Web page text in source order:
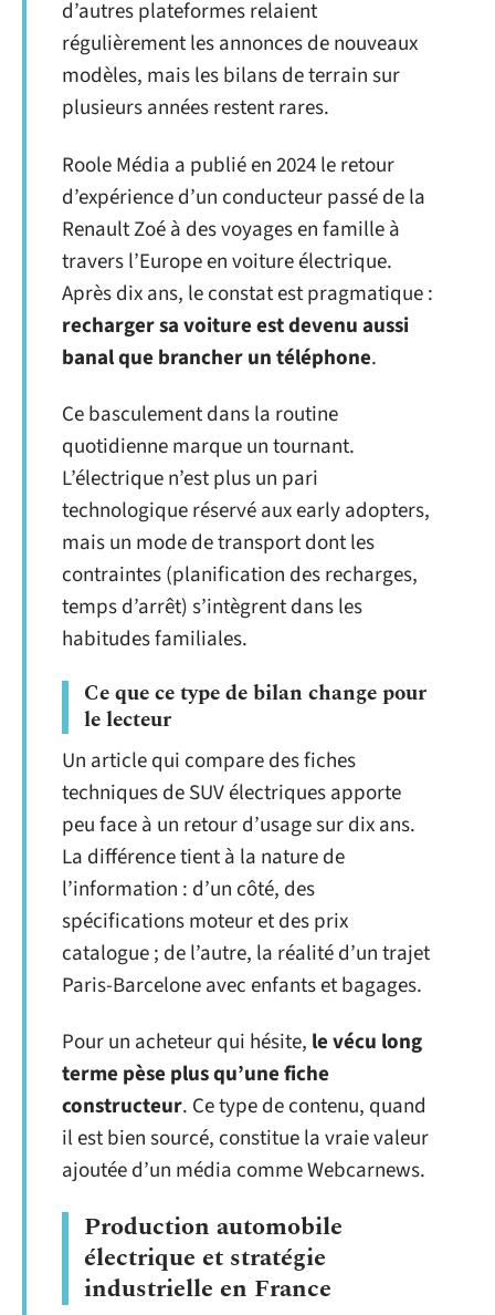
d’autres plateformes relaient
régulièrement les annonces de nouveaux
modèles, mais les bilans de terrain sur
plusieurs années restent rares.
Roole Média a publié en 2024 le retour
d’expérience d’un conducteur passé de la
Renault Zoé à des voyages en famille à
travers l’Europe en voiture électrique.
Après dix ans, le constat est pragmatique :
recharger sa voiture est devenu aussi
banal que brancher un téléphone.
Ce basculement dans la routine
quotidienne marque un tournant.
L’électrique n’est plus un pari
technologique réservé aux early adopters,
mais un mode de transport dont les
contraintes (planification des recharges,
temps d’arrêt) s’intègrent dans les
habitudes familiales.
Ce que ce type de bilan change pour
le lecteur
Un article qui compare des fiches
techniques de SUV électriques apporte
peu face à un retour d’usage sur dix ans.
La différence tient à la nature de
l’information : d’un côté, des
spécifications moteur et des prix
catalogue ; de l’autre, la réalité d’un trajet
Paris-Barcelone avec enfants et bagages.
Pour un acheteur qui hésite, le vécu long
terme pèse plus qu’une fiche
constructeur. Ce type de contenu, quand
il est bien sourcé, constitue la vraie valeur
ajoutée d’un média comme Webcarnews.
Production automobile
électrique et stratégie
industrielle en France